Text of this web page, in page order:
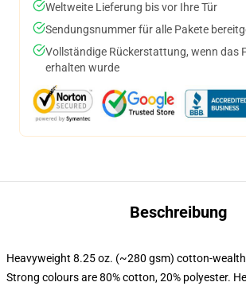
Weltweite Lieferung bis vor Ihre Tür
Sendungsnummer für alle Pakete
Vollständige Rückerstattung, wenn das
erhalten wurde
Beschreibung
Heavyweight 8.25 oz. (~280 gsm) cotton-
Strong colours are 80% cotton, 20% polyester.